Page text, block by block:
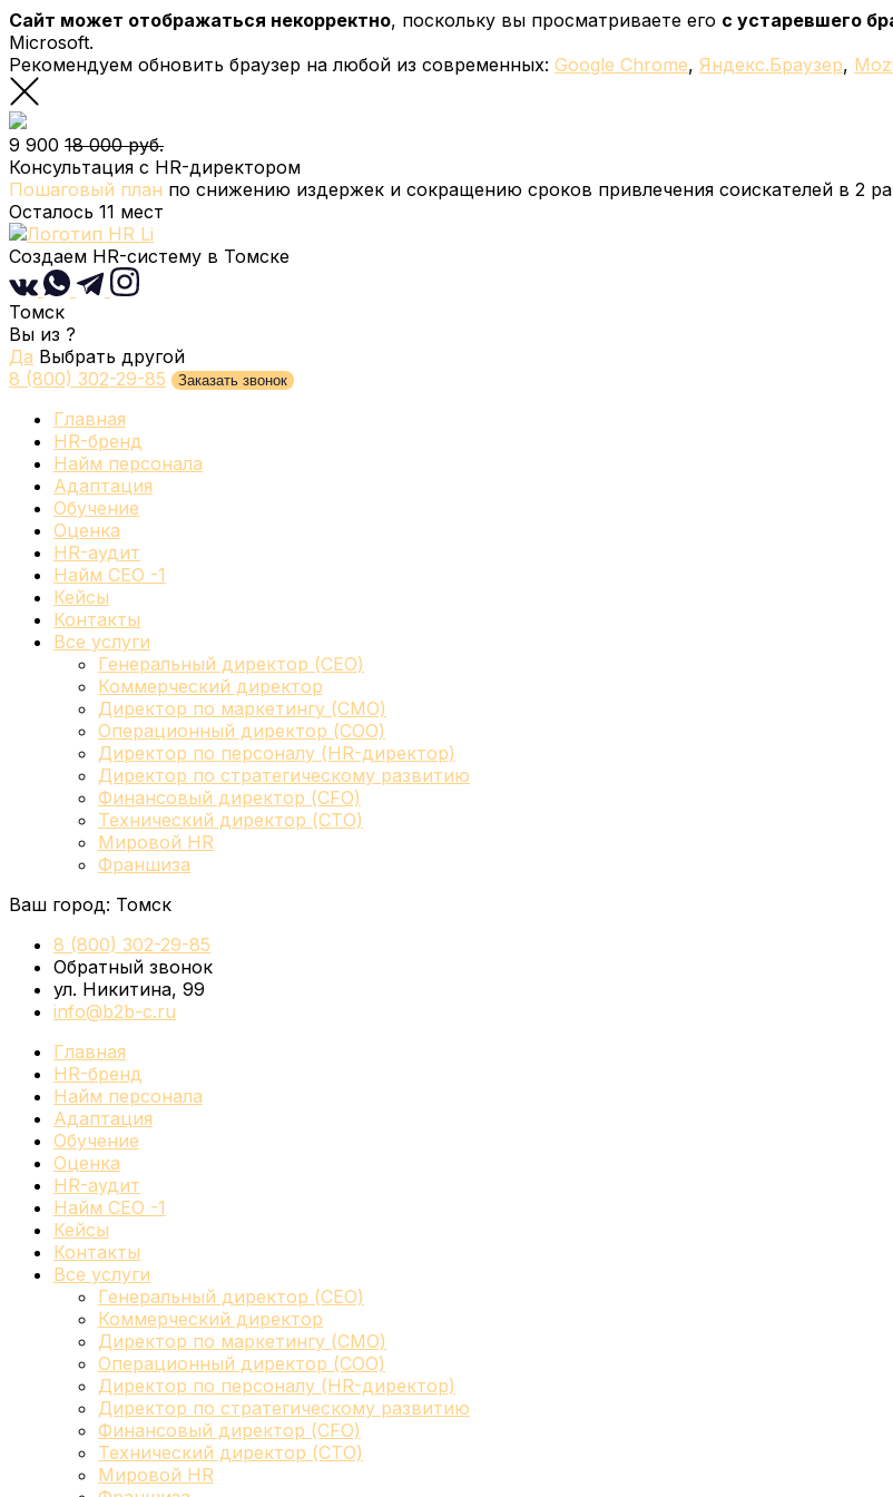
Сайт может отображаться некорректно, поскольку вы просматриваете его с устаревшего
Microsoft.
Рекомендуем обновить браузер на любой из современных: Google Chrome, Яндекс.Браузер,
9 900 18 000 руб.
Консультация с HR-директором
Пошаговый план по снижению издержек и сокращению сроков привлечения соискателей в 2
Осталось 11 мест
Создаем HR-систему в Томске
Томск
Вы из ?
Да Выбрать другой
8 (800) 302-29-85
Заказать звонок
Главная
HR-бренд
Найм персонала
Адаптация
Обучение
Оценка
HR-аудит
Найм СЕО -1
Кейсы
Контакты
Все услуги
Генеральный директор (CEO)
Коммерческий директор
Директор по маркетингу (CMO)
Операционный директор (COO)
Директор по персоналу (HR-директор)
Директор по стратегическому развитию
Финансовый директор (CFO)
Технический директор (CTO)
Мировой HR
Франшиза
Ваш город: Томск
8 (800) 302-29-85
Обратный звонок
ул. Никитина, 99
info@b2b-c.ru
Главная
HR-бренд
Найм персонала
Адаптация
Обучение
Оценка
HR-аудит
Найм СЕО -1
Кейсы
Контакты
Все услуги
Генеральный директор (CEO)
Коммерческий директор
Директор по маркетингу (CMO)
Операционный директор (COO)
Директор по персоналу (HR-директор)
Директор по стратегическому развитию
Финансовый директор (CFO)
Технический директор (CTO)
Мировой HR